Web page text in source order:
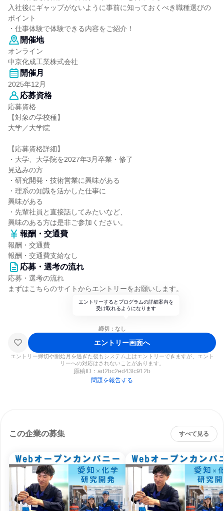
入社後にギャップがないように事前に知っておくべき職種選びの
ポイント
・仕事体験で体験できる内容をご紹介！
開催地
オンライン
中京化成工業株式会社
開催月
2025年12月
応募資格
応募資格
【対象の学校種】
大学／大学院
【応募資格詳細】
・大学、大学院を2027年3月卒業・修了
見込みの方
・研究開発・技術営業に興味がある
・理系の知識を活かした仕事に
興味がある
・先輩社員と直接話してみたいなど、
興味のある方は是非ご参加ください。
報酬・交通費
報酬・交通費
報酬・交通費支給なし
応募・選考の流れ
応募・選考の流れ
まずはこちらのサイトからエントリーをお願いします。
エントリーするとプログラムの詳細案内を
受け取れるようになります
締切：なし
エントリー画面へ
エントリー締切や開始月を過ぎた後もシステム上はエントリーできますが、エント
リーへの対応はされないことがあります。
原稿ID： ad2bc2ed43fc912b
問題を報告する
この企業の募集 すべて見る